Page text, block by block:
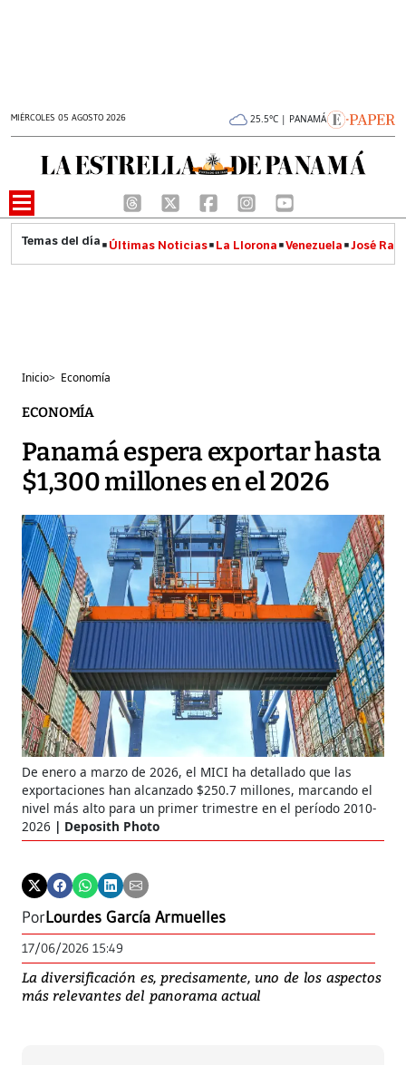
MIÉRCOLES 05 AGOSTO 2026 25.5°C | PANAMÁ
Últimas Noticias La Llorona Venezuela José
Inicio> Economía
ECONOMÍA
Panamá espera exportar hasta
$1,300 millones en el 2026
De enero a marzo de 2026, el MICI ha detallado que las
exportaciones han alcanzado $250.7 millones, marcando el
nivel más alto para un primer trimestre en el período 2010-
2026
Deposith Photo
PorLourdes García Armuelles
17/06/2026 15:49
La diversificación es, precisamente, uno de los aspectos
más relevantes del panorama actual